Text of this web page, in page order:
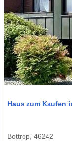
Haus zum Kaufen
Bottrop, 46242